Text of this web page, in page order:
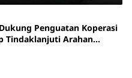
Penguatan Koperasi
Tindaklanjuti Arahan